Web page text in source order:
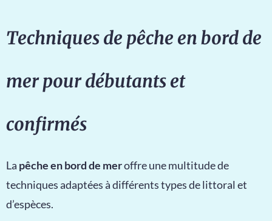
Techniques de pêche en bord de
mer pour débutants et
confirmés
La pêche en bord de meroffre une multitude de
techniques adaptées à différents types de littoral et
d’espèces.